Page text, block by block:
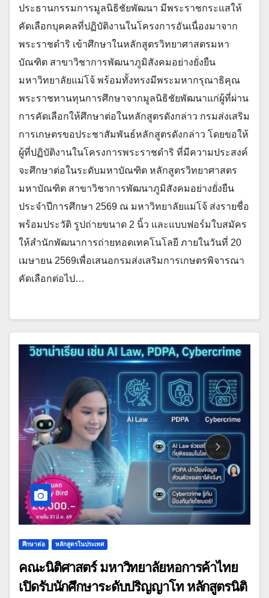
ประธานกรรมการมูลนิธิชัยพัฒนา มีพระราชกระแสให้
คัดเลือกบุคคลที่ปฏิบัติงานในโครงการอันเนื่องมาจาก
พระราชดำริ เข้าศึกษาในหลักสูตรวิทยาศาสตรมหา
บัณฑิต สาขาวิชาการพัฒนาภูมิสังคมอย่างยั่งยืน
มหาวิทยาลัยแม่โจ้ พร้อมทั้งทรงมีพระมหากรุณาธิคุณ
พระราชทานทุนการศึกษาจากมูลนิธิชัยพัฒนาแก่ผู้ที่ผ่าน
การคัดเลือกให้ศึกษาต่อในหลักสูตรดังกล่าว กรมส่งเสริม
การเกษตรขอประชาสัมพันธ์หลักสูตรดังกล่าว โดยขอให้
ผู้ที่ปฏิบัติงานในโครงการพระราชดำริ ที่มีความประสงค์
จะศึกษาต่อในระดับมหาบัณฑิต หลักสูตรวิทยาศาสตร
มหาบัณฑิต สาขาวิชาการพัฒนาภูมิสังคมอย่างยั่งยืน
ประจำปีการศึกษา 2569 ณ มหาวิทยาลัยแม่โจ้ ส่งรายชื่อ
พร้อมประวัติ รูปถ่ายขนาด 2 นิ้ว และแบบฟอร์มใบสมัคร
ให้สำนักพัฒนาการถ่ายทอดเทคโนโลยี ภายในวันที่ 20
เมษายน 2569เพื่อเสนอกรมส่งเสริมการเกษตรพิจารณา
คัดเลือกต่อไป…
ศึกษาต่อ หลักสูตรในประเทศ
คณะนิติศาสตร์ มหาวิทยาลัยหอการค้าไทย
เปิดรับนักศึกษาระดับปริญญาโท หลักสูตรนิติ